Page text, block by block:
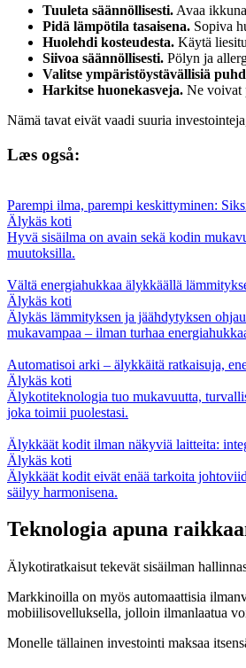
Tuuleta säännöllisesti. Avaa
Pidä lämpötila tasaisena. Sopiva
Huolehdi kosteudesta. Käytä
Siivoa säännöllisesti. Pölyn ja
Valitse ympäristöystävällisiä
Harkitse huonekasveja. Ne voivat
Nämä tavat eivät vaadi suuria
Læs også:
Parempi ilma, parempi keskittyminen:
Älykäs koti
Hyvä sisäilma on avain sekä kodin
muutoksilla.
Vältä energiahukkaa älykkäällä
Älykäs koti
Älykäs lämmityksen ja jäähdytyksen
mukavampaa – ilman turhaa
Automatisoi arki – älykkäitä ratkaisuja,
Älykäs koti
Älykotiteknologia tuo mukavuutta,
joka toimii puolestasi.
Älykkäät kodit ilman näkyviä laitteita:
Älykäs koti
Älykkäät kodit eivät enää tarkoita
säilyy harmonisena.
Teknologia apuna
Älykotiratkaisut tekevät sisäilman
Markkinoilla on myös automaattisia
mobiilisovelluksella, jolloin ilmanlaatua voi
Monelle tällainen investointi maksaa